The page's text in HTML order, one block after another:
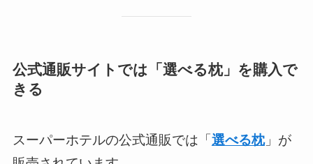
公式通販サイトでは「選べる枕」を購入で
きる
スーパーホテルの公式通販では「選べる枕」が